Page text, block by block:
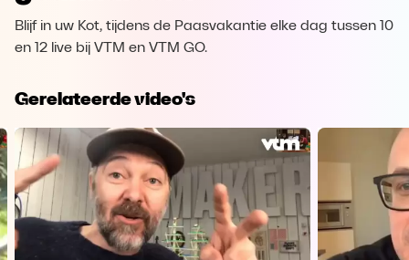
Blijf in uw Kot, tijdens de Paasvakantie elke dag tussen 10
en 12 live bij VTM en VTM GO.
Gerelateerde video's